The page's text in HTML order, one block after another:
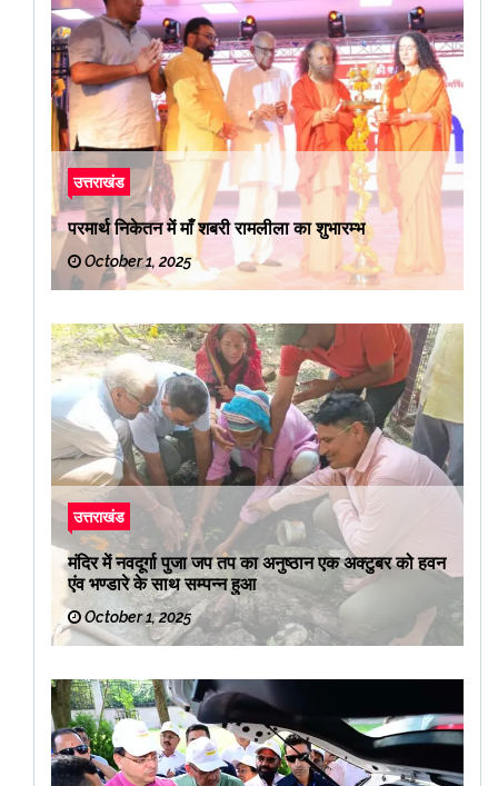
उत्तराखंड
परमार्थ निकेतन में माँ शबरी रामलीला का शुभारम्भ
October 1, 2025
उत्तराखंड
मंदिर में नवदूर्गा पुजा जप तप का अनुष्ठान एक अक्टुबर को हवन
एंव भण्डारे के साथ सम्पन्न हुआ
October 1, 2025